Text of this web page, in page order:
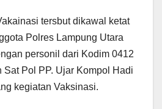
tersbut dikawal ketat
Polres Lampung Utara
personil dari Kodim 0412
Sat Pol PP. Ujar Kompol Hadi
kegiatan Vaksinasi.